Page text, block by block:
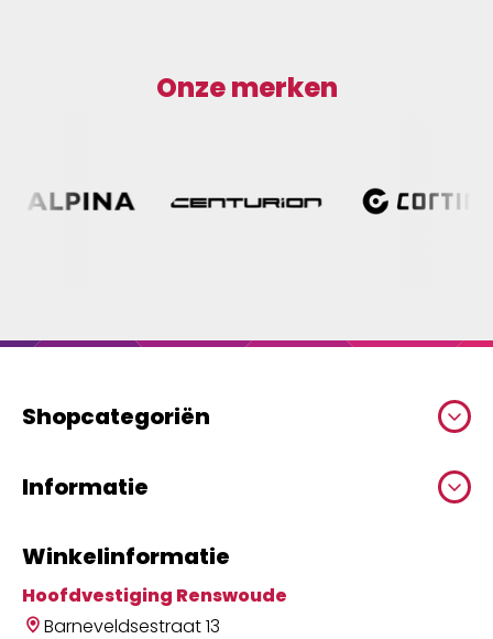
Onze merken
Shopcategoriën
Informatie
Winkelinformatie
Hoofdvestiging Renswoude
Barneveldsestraat 13